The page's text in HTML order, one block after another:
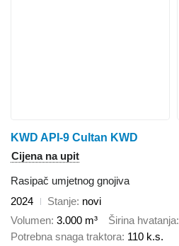
KWD API-9 Cultan KWD
Cijena na upit
Rasipač umjetnog gnojiva
2024
Stanje novi
Volumen 3.000 m³ Širina hvatanja
Potrebna snaga traktora 110 k.s.